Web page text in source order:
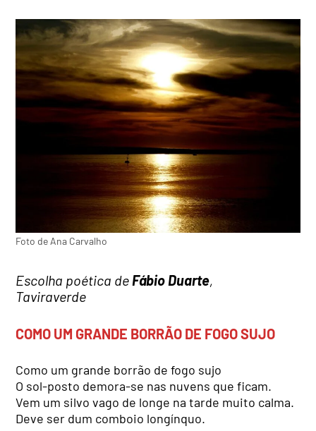
Foto de Ana Carvalho
Escolha poética de Fábio Duarte,
Taviraverde
COMO UM GRANDE BORRÃO DE FOGO SUJO
Como um grande borrão de fogo sujo
O sol-posto demora-se nas nuvens que ficam.
Vem um silvo vago de longe na tarde muito calma.
Deve ser dum comboio longínquo.